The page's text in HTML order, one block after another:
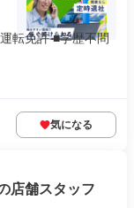
転免許 ■学歴不問
気になる
店舗スタッフ